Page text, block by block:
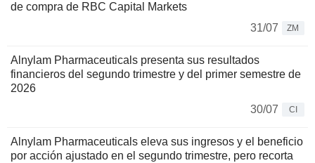
de compra de RBC Capital Markets
31/07
ZM
Alnylam Pharmaceuticals presenta sus resultados
financieros del segundo trimestre y del primer semestre de
2026
30/07
CI
Alnylam Pharmaceuticals eleva sus ingresos y el beneficio
por acción ajustado en el segundo trimestre, pero recorta